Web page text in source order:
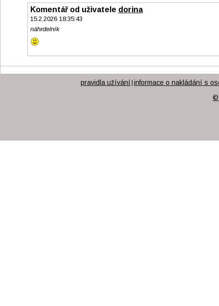
Komentář od uživatele dorina
15.2.2026 18:35:43
náhrdelník
pravidla užívání | informace o nakládání s
©